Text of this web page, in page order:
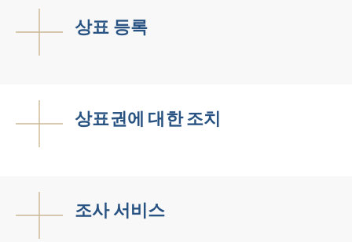
상표 등록
상표권에 대한 조치
조사 서비스